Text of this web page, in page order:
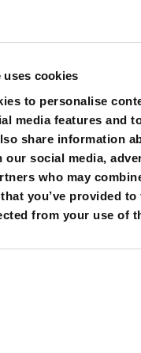
uses cookies
to personalise
media features and
share information
our social media,
who may
you’ve provided
from your use of